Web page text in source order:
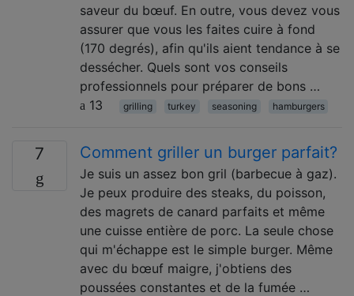
saveur du bœuf. En outre, vous devez vous
assurer que vous les faites cuire à fond
(170 degrés), afin qu'ils aient tendance à se
dessécher. Quels sont vos conseils
professionnels pour préparer de bons …
13
grilling turkey seasoning hamburgers
7 Comment griller un burger parfait?
Je suis un assez bon gril (barbecue à gaz).
Je peux produire des steaks, du poisson,
des magrets de canard parfaits et même
une cuisse entière de porc. La seule chose
qui m'échappe est le simple burger. Même
avec du bœuf maigre, j'obtiens des
poussées constantes et de la fumée …